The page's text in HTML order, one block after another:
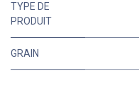
TYPE DE
PRODUIT
GRAIN